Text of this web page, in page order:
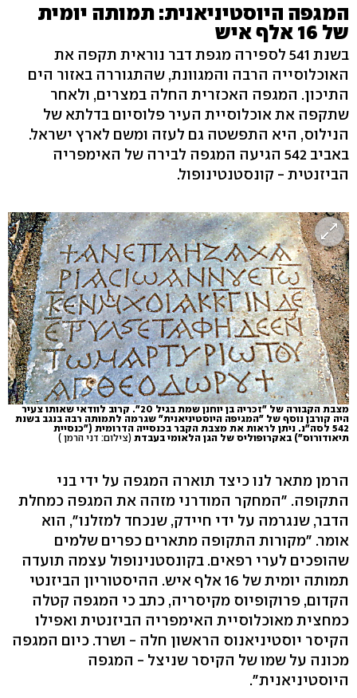
המגפה היוסטיניאנית: תמותה יומית
של 16 אלף איש
בשנת 541 לספירה מגפת דבר נוראית תקפה את
האוכלוסייה הרבה והמגוונת, שהתגוררה באזור הים
התיכון. המגפה האכזרית החלה במצרים, ולאחר
שתקפה את אוכלוסיית העיר פלוסיום בדלתא של
הנילוס, היא התפשטה גם לעזה ומשם לארץ ישראל.
באביב 542 הגיעה המגפה לבירה של האימפריה
הביזנטית - קונסטנטינופול.
מצבת הקבורה של "זכריה בן יוחנן שמת בגיל 20". קרוב לוודאי שאותו צעיר
היה קורבן נוסף של "המגיפה היוסטיניאנית" שגרמה לתמותה רבה בנגב בשנת
542 לסה"נ. ניתן לראות את מצבת הקבר בכנסייה הדרומית ("כנסיית
תיאודורוס") באקרופוליס של הגן הלאומי בעבדת (צילום: דני הרמן )
הרמן מתאר לנו כיצד תוארה המגפה על ידי בני
התקופה. "המחקר המודרני מזהה את המגפה כמחלת
הדבר, שנגרמה על ידי חיידק, שנכחד למזלנו", הוא
אומר. "מקורות התקופה מתארים כפרים שלמים
שהופכים לערי רפאים. בקונסטנינופול עצמה תועדה
תמותה יומית של 16 אלף איש. ההיסטוריון הביזנטי
הקדום, פרוקופיוס מקיסריה, כתב כי המגפה קטלה
כמחצית מאוכלוסיית האימפריה הביזנטית ואפילו
הקיסר יוסטיניאנוס הראשון חלה - ושרד. כיום המגפה
מכונה על שמו של הקיסר שניצל - המגפה
היוסטיניאנית".